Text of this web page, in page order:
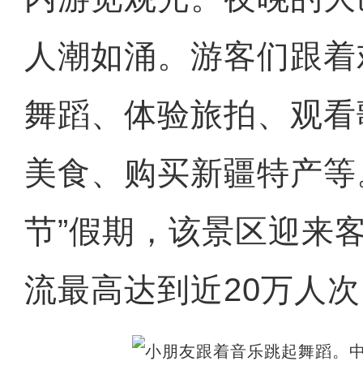
人潮如涌。游客们跟
舞蹈、体验旅拍、观
美食、购买新疆特产
节”假期，该景区迎来
流最高达到近20万人